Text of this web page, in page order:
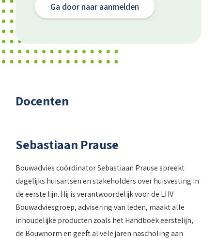
Ga door naar aanmelden
Docenten
Sebastiaan Prause
Bouwadvies coördinator Sebastiaan Prause spreekt
dagelijks huisartsen en stakeholders over huisvesting in
de eerste lijn. Hij is verantwoordelijk voor de LHV
Bouwadviesgroep, advisering van leden, maakt alle
inhoudelijke producten zoals het Handboek eerstelijn,
de Bouwnorm en geeft al vele jaren nascholing aan